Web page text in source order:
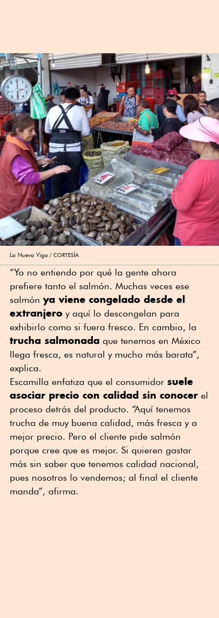
La Nueva Viga CORTESÍA
“Yo no entiendo por qué la gente ahora
prefiere tanto el salmón. Muchas veces ese
salmón ya viene congelado desde el
extranjero y aquí lo descongelan para
exhibirlo como si fuera fresco. En cambio, la
trucha salmonada que tenemos en México
llega fresca, es natural y mucho más barata”,
explica.
Escamilla enfatiza que el consumidor suele
asociar precio con calidad sin conocer el
proceso detrás del producto. “Aquí tenemos
trucha de muy buena calidad, más fresca y a
mejor precio. Pero el cliente pide salmón
porque cree que es mejor. Si quieren gastar
más sin saber que tenemos calidad nacional,
pues nosotros lo vendemos; al final el cliente
manda”, afirma.